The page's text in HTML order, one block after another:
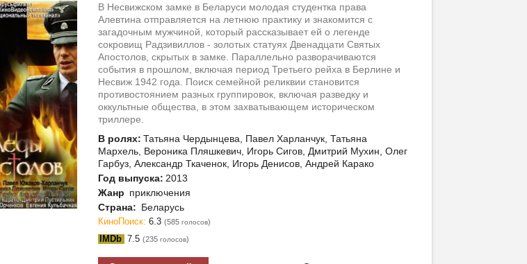
В Несвижском замке в Беларуси молодая студентка права
Алевтина отправляется на летнюю практику и знакомится с
загадочным мужчиной, который рассказывает ей о легенде
сокровищ Радзивиллов - золотых статуях Двенадцати Святых
Апостолов, скрытых в замке. Параллельно разворачиваются
события в прошлом, включая период Третьего рейха в Берлине и
Несвиж 1942 года. Поиск семейной реликвии становится
противостоянием разных группировок, включая разведку и
оккультные общества, в этом захватывающем историческом
триллере.
В ролях: Татьяна Чердынцева, Павел Харланчук, Татьяна
Мархель, Вероника Пляшкевич, Игорь Сигов, Дмитрий Мухин, Олег
Гарбуз, Александр Ткаченок, Игорь Денисов, Андрей Карако
Год выпуска: 2013
Жанр приключения
Страна: Беларусь
КиноПоиск: 6.3 (585 голосов)
IMDb 7.5 (235 голосов)